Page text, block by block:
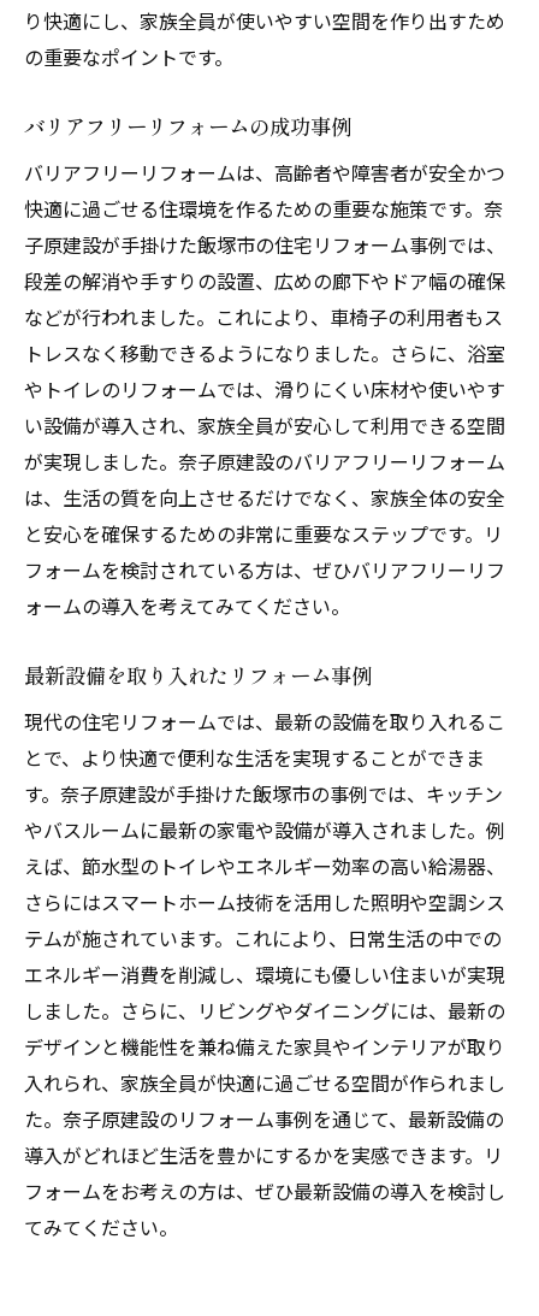
り快適にし、家族全員が使いやすい空間を作り出すため
の重要なポイントです。
バリアフリーリフォームの成功事例
バリアフリーリフォームは、高齢者や障害者が安全かつ
快適に過ごせる住環境を作るための重要な施策です。奈
子原建設が手掛けた飯塚市の住宅リフォーム事例では、
段差の解消や手すりの設置、広めの廊下やドア幅の確保
などが行われました。これにより、車椅子の利用者もス
トレスなく移動できるようになりました。さらに、浴室
やトイレのリフォームでは、滑りにくい床材や使いやす
い設備が導入され、家族全員が安心して利用できる空間
が実現しました。奈子原建設のバリアフリーリフォーム
は、生活の質を向上させるだけでなく、家族全体の安全
と安心を確保するための非常に重要なステップです。リ
フォームを検討されている方は、ぜひバリアフリーリフ
ォームの導入を考えてみてください。
最新設備を取り入れたリフォーム事例
現代の住宅リフォームでは、最新の設備を取り入れるこ
とで、より快適で便利な生活を実現することができま
す。奈子原建設が手掛けた飯塚市の事例では、キッチン
やバスルームに最新の家電や設備が導入されました。例
えば、節水型のトイレやエネルギー効率の高い給湯器、
さらにはスマートホーム技術を活用した照明や空調シス
テムが施されています。これにより、日常生活の中での
エネルギー消費を削減し、環境にも優しい住まいが実現
しました。さらに、リビングやダイニングには、最新の
デザインと機能性を兼ね備えた家具やインテリアが取り
入れられ、家族全員が快適に過ごせる空間が作られまし
た。奈子原建設のリフォーム事例を通じて、最新設備の
導入がどれほど生活を豊かにするかを実感できます。リ
フォームをお考えの方は、ぜひ最新設備の導入を検討し
てみてください。